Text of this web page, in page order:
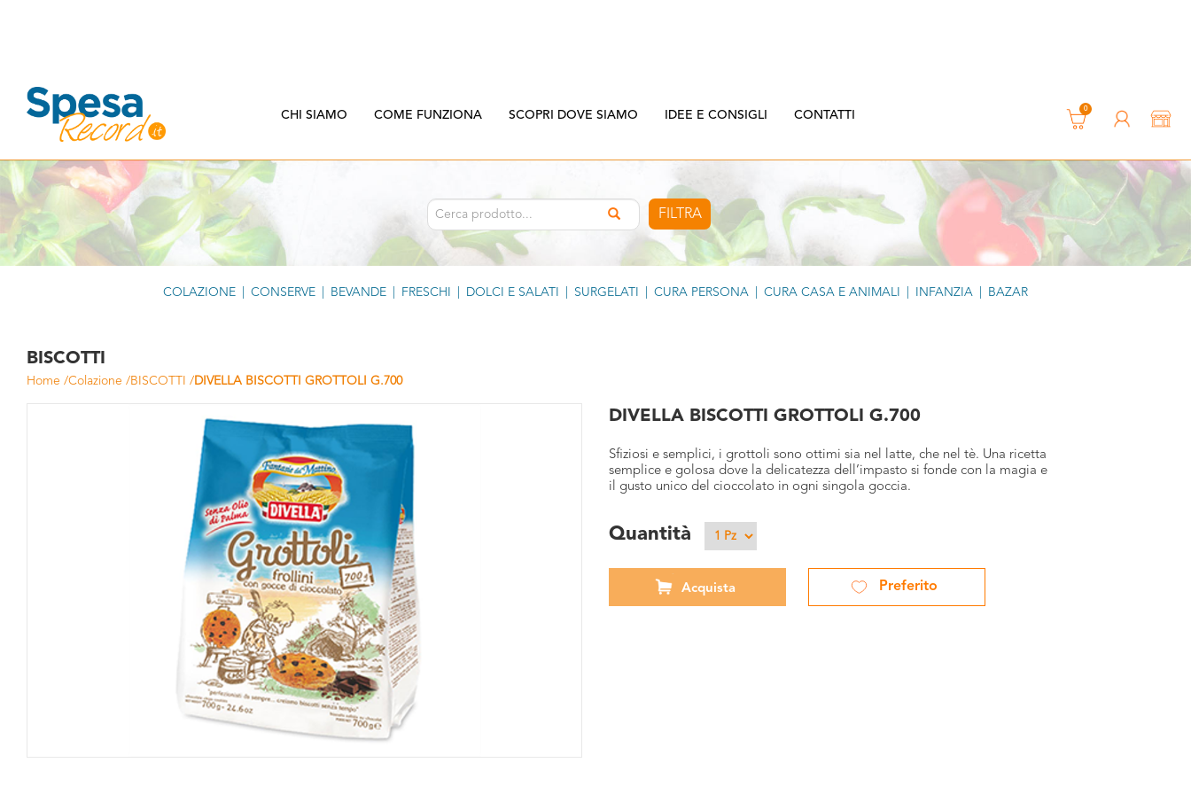
CHI SIAMO COME FUNZIONA SCOPRI DOVE SIAMO IDEE E CONSIGLI CONTATTI 0
FILTRA
COLAZIONE CONSERVE BEVANDE FRESCHI DOLCI E SALATI SURGELATI CURA PERSONA CURA CASA E ANIMALI INFANZIA BAZAR
BISCOTTI
Home /Colazione /BISCOTTI /DIVELLA BISCOTTI GROTTOLI G.700
DIVELLA BISCOTTI GROTTOLI G.700
Sfiziosi e semplici, i grottoli sono ottimi sia nel latte, che nel tè. Una ricetta
semplice e golosa dove la delicatezza dell’impasto si fonde con la magia e
il gusto unico del cioccolato in ogni singola goccia.
Quantità
Acquista Preferito